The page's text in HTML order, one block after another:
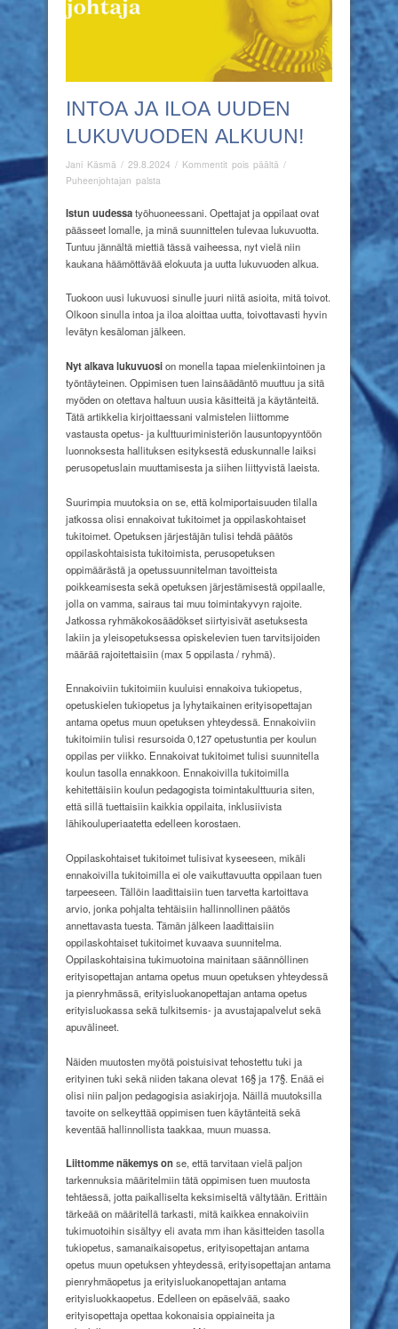
INTOA JA ILOA UUDEN
LUKUVUODEN ALKUUN!
Jani Käsmä / 29.8.2024 / Kommentit pois päältä artikkelissa
iloa
uuden
lukuvuoden
alkuun!
/
Puheenjohtajan palsta
Istun uudessatyöhuoneessani. Opettajat ja oppilaat ovat
päässeet lomalle, ja minä suunnittelen tulevaa lukuvuotta.
Tuntuu jännältä miettiä tässä vaiheessa, nyt vielä niin
kaukana häämöttävää elokuuta ja uutta lukuvuoden alkua.
Tuokoon uusi lukuvuosi sinulle juuri niitä asioita, mitä toivot.
Olkoon sinulla intoa ja iloa aloittaa uutta, toivottavasti hyvin
levätyn kesäloman jälkeen.
Nyt alkava lukuvuosion monella tapaa mielenkiintoinen ja
työntäyteinen. Oppimisen tuen lainsäädäntö muuttuu ja sitä
myöden on otettava haltuun uusia käsitteitä ja käytänteitä.
Tätä artikkelia kirjoittaessani valmistelen liittomme
vastausta opetus- ja kulttuuriministeriön lausuntopyyntöön
luonnoksesta hallituksen esityksestä eduskunnalle laiksi
perusopetuslain muuttamisesta ja siihen liittyvistä laeista.
Suurimpia muutoksia on se, että kolmiportaisuuden tilalla
jatkossa olisi ennakoivat tukitoimet ja oppilaskohtaiset
tukitoimet. Opetuksen järjestäjän tulisi tehdä päätös
oppilaskohtaisista tukitoimista, perusopetuksen
oppimäärästä ja opetussuunnitelman tavoitteista
poikkeamisesta sekä opetuksen järjestämisestä oppilaalle,
jolla on vamma, sairaus tai muu toimintakyvyn rajoite.
Jatkossa ryhmäkokosäädökset siirtyisivät asetuksesta
lakiin ja yleisopetuksessa opiskelevien tuen tarvitsijoiden
määrää rajoitettaisiin (max 5 oppilasta / ryhmä).
Ennakoiviin tukitoimiin kuuluisi ennakoiva tukiopetus,
opetuskielen tukiopetus ja lyhytaikainen erityisopettajan
antama opetus muun opetuksen yhteydessä. Ennakoiviin
tukitoimiin tulisi resursoida 0,127 opetustuntia per koulun
oppilas per viikko. Ennakoivat tukitoimet tulisi suunnitella
koulun tasolla ennakkoon. Ennakoivilla tukitoimilla
kehitettäisiin koulun pedagogista toimintakulttuuria siten,
että sillä tuettaisiin kaikkia oppilaita, inklusiivista
lähikouluperiaatetta edelleen korostaen.
Oppilaskohtaiset tukitoimet tulisivat kyseeseen, mikäli
ennakoivilla tukitoimilla ei ole vaikuttavuutta oppilaan tuen
tarpeeseen. Tällöin laadittaisiin tuen tarvetta kartoittava
arvio, jonka pohjalta tehtäisiin hallinnollinen päätös
annettavasta tuesta. Tämän jälkeen laadittaisiin
oppilaskohtaiset tukitoimet kuvaava suunnitelma.
Oppilaskohtaisina tukimuotoina mainitaan säännöllinen
erityisopettajan antama opetus muun opetuksen yhteydessä
ja pienryhmässä, erityisluokanopettajan antama opetus
erityisluokassa sekä tulkitsemis- ja avustajapalvelut sekä
apuvälineet.
Näiden muutosten myötä poistuisivat tehostettu tuki ja
erityinen tuki sekä niiden takana olevat 16§ ja 17§. Enää ei
olisi niin paljon pedagogisia asiakirjoja. Näillä muutoksilla
tavoite on selkeyttää oppimisen tuen käytänteitä sekä
keventää hallinnollista taakkaa, muun muassa.
Liittomme näkemys on se, että tarvitaan vielä paljon
tarkennuksia määritelmiin tätä oppimisen tuen muutosta
tehtäessä, jotta paikalliselta keksimiseltä vältytään. Erittäin
tärkeää on määritellä tarkasti, mitä kaikkea ennakoiviin
tukimuotoihin sisältyy eli avata mm ihan käsitteiden tasolla
tukiopetus, samanaikaisopetus, erityisopettajan antama
opetus muun opetuksen yhteydessä, erityisopettajan antama
pienryhmäopetus ja erityisluokanopettajan antama
erityisluokkaopetus. Edelleen on epäselvää, saako
erityisopettaja opettaa kokonaisia oppiaineita ja